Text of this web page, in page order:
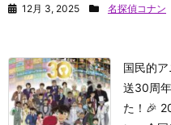
12月 3, 2025 名探偵コナン
国民的
送30周
た！🎉